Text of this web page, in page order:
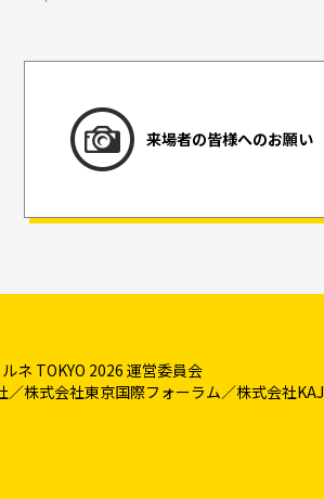
来場者の皆様へのお願い
ネ TOKYO 2026 運営委員会
／株式会社東京国際フォーラム／株式会社